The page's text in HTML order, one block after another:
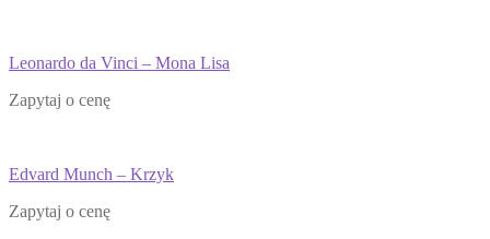
Leonardo da Vinci – Mona Lisa
Zapytaj o cenę
Edvard Munch – Krzyk
Zapytaj o cenę